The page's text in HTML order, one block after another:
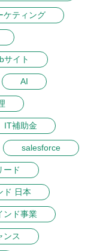
ケティング
サイト
AI
IT補助金
salesforce
ード
ド 日本
ンド事業
ンス